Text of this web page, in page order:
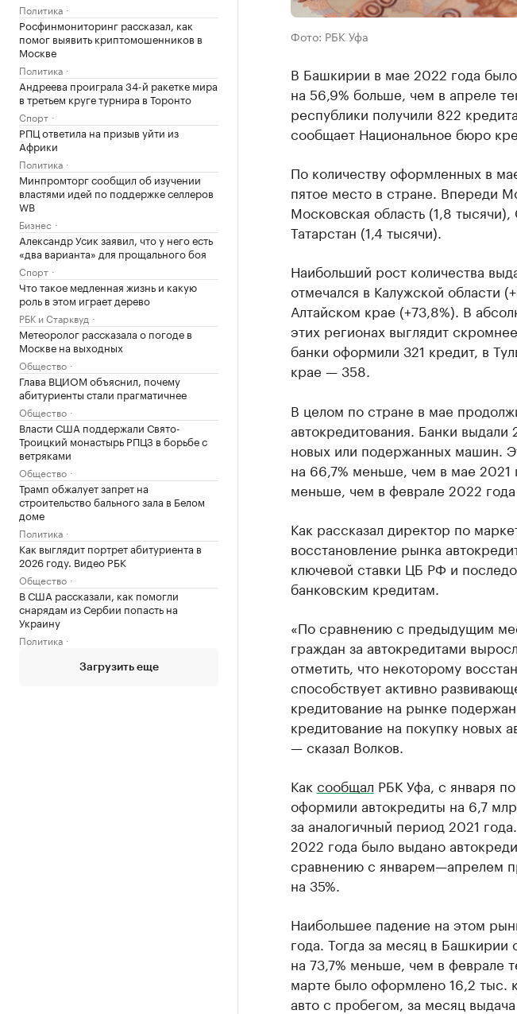
Политика
Росфинмониторинг рассказал, как
помог выявить криптомошенников в
Москве
Политика
Андреева проиграла 34-й ракетке мира
в третьем круге турнира в Торонто
Спорт
РПЦ ответила на призыв уйти из
Африки
Политика
Минпромторг сообщил об изучении
властями идей по поддержке селлеров
WB
Бизнес
Александр Усик заявил, что у него есть
«два варианта» для прощального боя
Спорт
Что такое медленная жизнь и какую
роль в этом играет дерево
РБК и Старквуд
Метеоролог рассказала о погоде в
Москве на выходных
Общество
Глава ВЦИОМ объяснил, почему
абитуриенты стали прагматичнее
Общество
Власти США поддержали Свято-
Троицкий монастырь РПЦЗ в борьбе с
ветряками
Общество
Трамп обжалует запрет на
строительство бального зала в Белом
доме
Политика
Как выглядит портрет абитуриента в
2026 году. Видео РБК
Общество
В США рассказали, как помогли
снарядам из Сербии попасть на
Украину
Политика
Загрузить еще
Фото: РБК Уфа
В Башкирии в мае 2022 года
на 56,9% больше, чем в апреле
республики получили 822
сообщает Национальное бюро
По количеству оформленных в
пятое место в стране. Впереди
Московская область (1,8
Татарстан (1,4 тысячи).
Наибольший рост количества
отмечался в Калужской области
Алтайском крае (+73,8%). В
этих регионах выглядит
банки оформили 321 кредит, в
крае — 358.
В целом по стране в мае
автокредитования. Банки
новых или подержанных машин.
на 66,7% меньше, чем в мае 2021
меньше, чем в феврале 2022
Как рассказал директор по
восстановление рынка
ключевой ставки ЦБ РФ и
банковским кредитам.
«По сравнению с предыдущим
граждан за автокредитами
отметить, что некоторому
способствует активно
кредитование на рынке
кредитование на покупку новых
— сказал Волков.
Как сообщал РБК Уфа, с января
оформили автокредиты на 6,7
за аналогичный период 2021
2022 года было выдано
сравнению с январем—апрелем
на 35%.
Наибольшее падение на этом
года. Тогда за месяц в
на 73,7% меньше, чем в феврале
марте было оформлено 16,2 тыс.
авто с пробегом, за месяц выдача